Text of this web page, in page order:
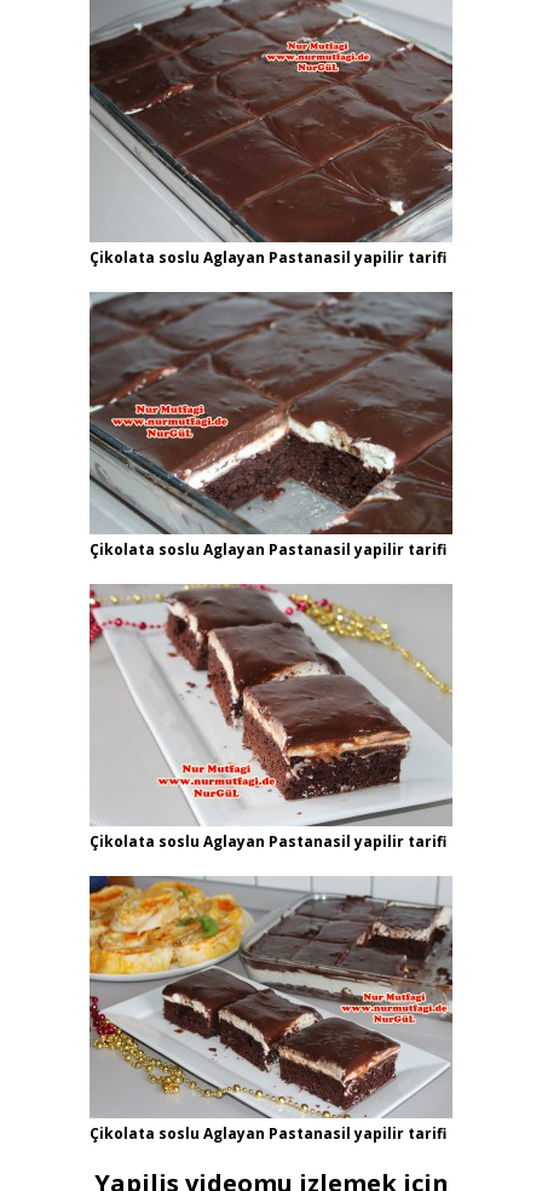
Çikolata soslu Aglayan Pastanasil yapilir tarifi
Çikolata soslu Aglayan Pastanasil yapilir tarifi
Çikolata soslu Aglayan Pastanasil yapilir tarifi
Çikolata soslu Aglayan Pastanasil yapilir tarifi
Yapilis videomu izlemek icin